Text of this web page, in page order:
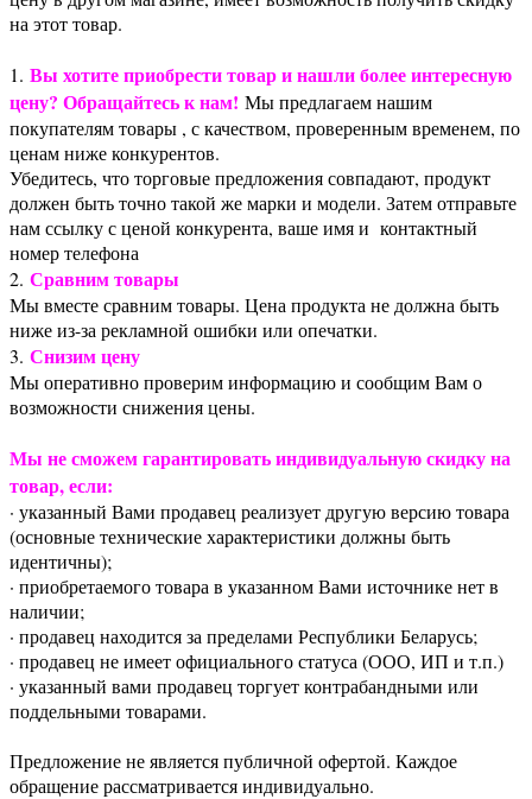
на этот товар.
1. Вы хотите приобрести товар и нашли более интересную
цену? Обращайтесь к нам! Мы предлагаем нашим
покупателям товары , с качеством, проверенным временем, по
ценам ниже конкурентов.
Убедитесь, что торговые предложения совпадают, продукт
должен быть точно такой же марки и модели. Затем отправьте
нам ссылку с ценой конкурента, ваше имя и контактный
номер телефона
2. Сравним товары
Мы вместе сравним товары. Цена продукта не должна быть
ниже из-за рекламной ошибки или опечатки.
3. Снизим цену
Мы оперативно проверим информацию и сообщим Вам о
возможности снижения цены.
Мы не сможем гарантировать индивидуальную скидку на
товар, если:
· указанный Вами продавец реализует другую версию товара
(основные технические характеристики должны быть
идентичны);
· приобретаемого товара в указанном Вами источнике нет в
наличии;
· продавец находится за пределами Республики Беларусь;
· продавец не имеет официального статуса (ООО, ИП и т.п.)
· указанный вами продавец торгует контрабандными или
поддельными товарами.
Предложение не является публичной офертой. Каждое
обращение рассматривается индивидуально.